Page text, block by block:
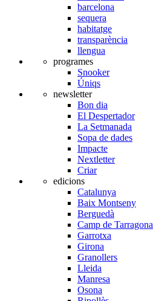
barcelona
sequera
habitatge
transparència
llengua
programes
Snooker
Úniqs
newsletter
Bon dia
El Despertador
La Setmanada
Sopa de dades
Impacte
Nextletter
Criar
edicions
Catalunya
Baix Montseny
Berguedà
Camp de Tarragona
Garrotxa
Girona
Granollers
Lleida
Manresa
Osona